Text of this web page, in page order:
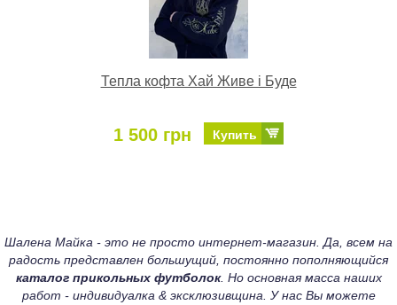
Тепла кофта Хай Живе і Буде
1 500 грн Купить
Шалена Майка - это не просто интернет-магазин. Да, всем на
радость представлен большущий, постоянно пополняющийся
каталог прикольных футболок. Но основная масса наших
работ - индивидуалка & эксклюзивщина. У нас Вы можете